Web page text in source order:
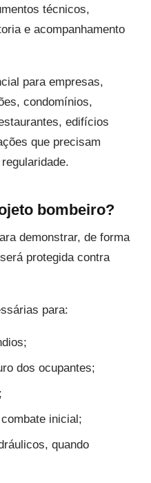
técnicos,
e acompanhamento
para empresas,
condomínios,
edifícios
que precisam
bombeiro?
demonstrar, de forma
protegida contra
para:
dos ocupantes;
inicial;
quando